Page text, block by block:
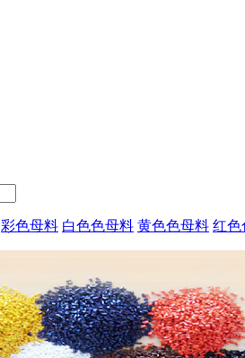
彩色母料 白色色母料 黄色色母料 红色